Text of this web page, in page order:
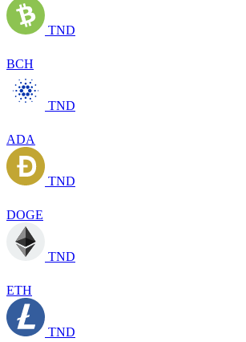
TND
BCH
TND
ADA
TND
DOGE
TND
ETH
TND